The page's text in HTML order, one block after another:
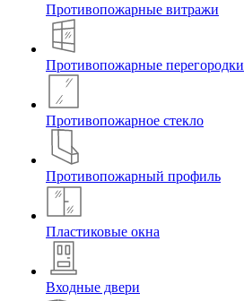
Противопожарные витражи
Противопожарные перегородки
Противопожарное стекло
Противопожарный профиль
Пластиковые окна
Входные двери